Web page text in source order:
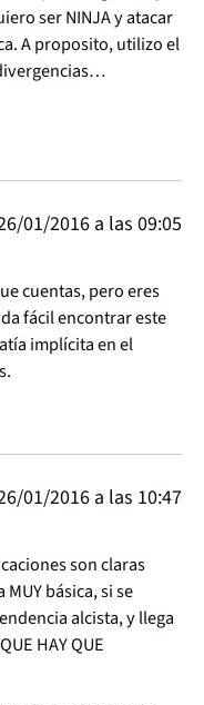
ser NINJA y atacar
A proposito, utilizo el
01/2016 a las 09:05
cuentas, pero eres
fácil encontrar este
implícita en el
01/2016 a las 10:47
son claras
básica, si se
alcista, y llega
HAY QUE